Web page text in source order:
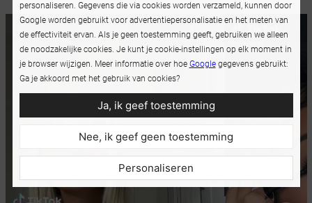
personaliseren. Gegevens die via cookies worden verzameld, kunnen door
Google worden gebruikt voor advertentiepersonalisatie en het meten van
de effectiviteit ervan. Als je geen toestemming geeft, gebruiken we alleen
de noodzakelijke cookies. Je kunt je cookie-instellingen op elk moment in
je browser wijzigen. Meer informatie over hoe Googlegegevens gebruikt:
Ga je akkoord met het gebruik van cookies?
Ja, ik geef toestemming
Nee, ik geef geen toestemming
Personaliseren